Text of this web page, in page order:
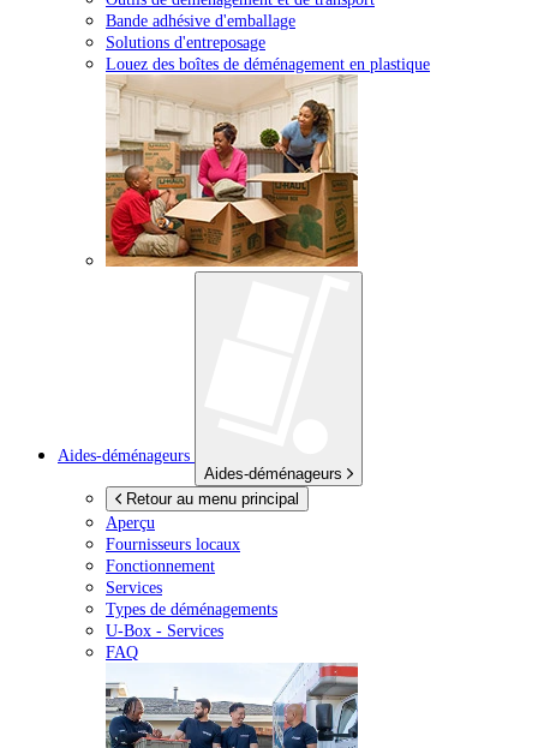
Bande adhésive d'emballage
Solutions d'entreposage
Louez des boîtes de déménagement en plastique
Aides-déménageurs
Aides-déménageurs
Retour au menu principal
Aperçu
Fournisseurs locaux
Fonctionnement
Services
Types de déménagements
U-Box - Services
FAQ